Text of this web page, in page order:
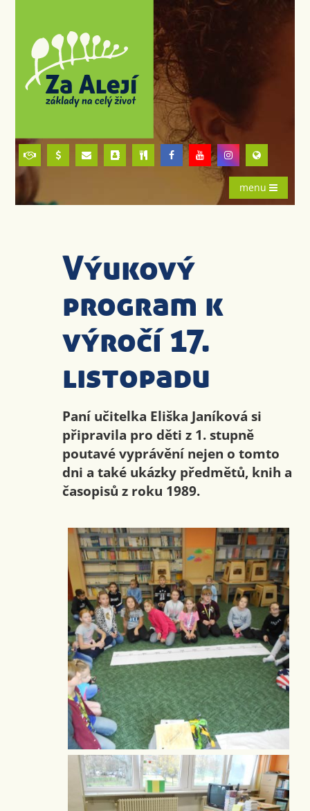
menu
Výukový
program k
výročí 17.
listopadu
Paní učitelka Eliška Janíková si
připravila pro děti z 1. stupně
poutavé vyprávění nejen o tomto
dni a také ukázky předmětů, knih a
časopisů z roku 1989.